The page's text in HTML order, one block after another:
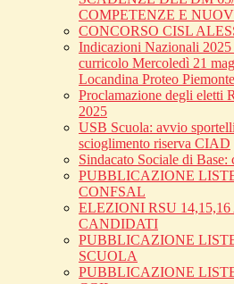
COMPETENZE E
CONCORSO CISL
Indicazioni Nazionali 2025
curricolo Mercoledì 21
Locandina Proteo
Proclamazione degli eletti
2025
USB Scuola: avvio
scioglimento riserva CIAD
Sindacato Sociale di Base:
PUBBLICAZIONE
CONFSAL
ELEZIONI RSU
CANDIDATI
PUBBLICAZIONE
SCUOLA
PUBBLICAZIONE